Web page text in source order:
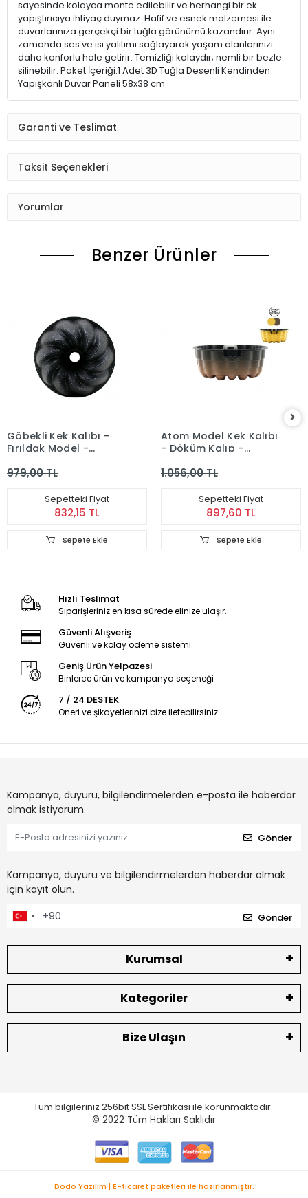
sayesinde kolayca monte edilebilir ve herhangi bir ek
yapıştırıcıya ihtiyaç duymaz. Hafif ve esnek malzemesi ile
duvarlarınıza gerçekçi bir tuğla görünümü kazandırır. Aynı
zamanda ses ve ısı yalıtımı sağlayarak yaşam alanlarınızı
daha konforlu hale getirir. Temizliği kolaydır; nemli bir bezle
silinebilir. Paket İçeriği:1 Adet 3D Tuğla Desenli Kendinden
Yapışkanlı Duvar Paneli 58x38 cm
Garanti ve Teslimat
Taksit Seçenekleri
Yorumlar
Benzer Ürünler
Göbekli Kek Kalıbı -
Fırıldak Model -
979,00 TL
Sepetteki Fiyat
832,15 TL
Sepete Ekle
Atom Model Kek Kalıbı
- Döküm Kalıp -
1.056,00 TL
Sepetteki Fiyat
897,60 TL
Sepete Ekle
Hızlı Teslimat
Siparişleriniz en kısa sürede elinize ulaşır.
Güvenli Alışveriş
Güvenli ve kolay ödeme sistemi
Geniş Ürün Yelpazesi
Binlerce ürün ve kampanya seçeneği
7 / 24 DESTEK
Öneri ve şikayetlerinizi bize iletebilirsiniz.
Kampanya, duyuru, bilgilendirmelerden e-posta ile haberdar
olmak istiyorum.
Gönder
Kampanya, duyuru ve bilgilendirmelerden haberdar olmak
için kayıt olun.
Gönder
Kurumsal
Kategoriler
Bize Ulaşın
Tüm bilgileriniz 256bit SSL Sertifikası ile korunmaktadır.
© 2022 Tüm Hakları Saklıdır
Dodo Yazilim | E-ticaret paketleri ile hazırlanmıştır.